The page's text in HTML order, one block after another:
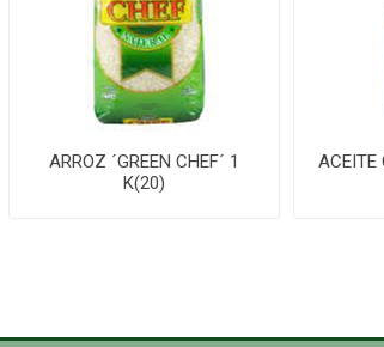
ARROZ ´GREEN CHEF´ 1
K(20)
ACEITE